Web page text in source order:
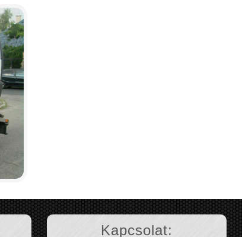
Kapcsolat: